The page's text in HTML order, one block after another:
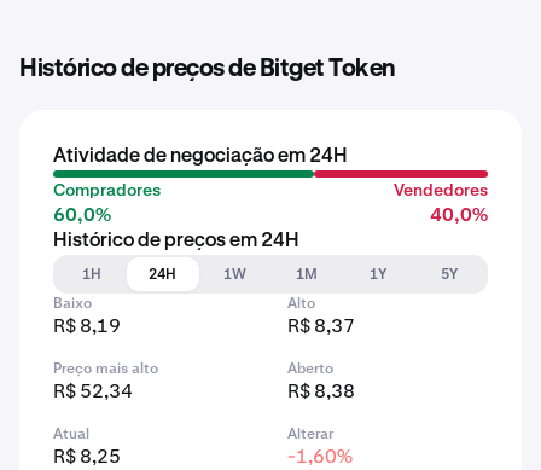
Histórico de preços de Bitget Token
Atividade de negociação em 24H
Compradores
60,0%
Vendedores
40,0%
Histórico de preços em 24H
1H
24H 1W 1M 1Y
5Y
Baixo
R$ 8,19
Alto
R$ 8,37
Preço mais alto
R$ 52,34
Aberto
R$ 8,38
Atual
R$ 8,25
Alterar
-1,60%